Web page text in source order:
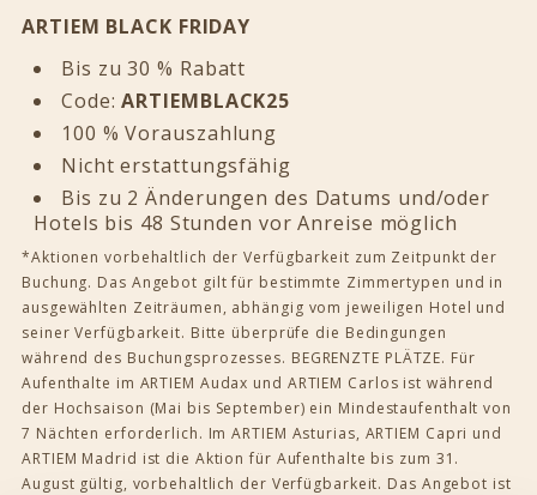
ARTIEM BLACK FRIDAY
Bis zu 30 % Rabatt
Code:ARTIEMBLACK25
100 % Vorauszahlung
Nicht erstattungsfähig
Bis zu 2 Änderungen des Datums und/oder
Hotels bis 48 Stunden vor Anreise möglich
*Aktionen vorbehaltlich der Verfügbarkeit zum Zeitpunkt der
Buchung. Das Angebot gilt für bestimmte Zimmertypen und in
ausgewählten Zeiträumen, abhängig vom jeweiligen Hotel und
seiner Verfügbarkeit. Bitte überprüfe die Bedingungen
während des Buchungsprozesses. BEGRENZTE PLÄTZE. Für
Aufenthalte im ARTIEM Audax und ARTIEM Carlos ist während
der Hochsaison (Mai bis September) ein Mindestaufenthalt von
7 Nächten erforderlich. Im ARTIEM Asturias, ARTIEM Capri und
ARTIEM Madrid ist die Aktion für Aufenthalte bis zum 31.
August gültig, vorbehaltlich der Verfügbarkeit. Das Angebot ist